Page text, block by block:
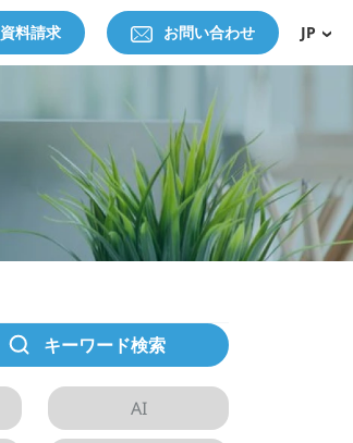
JP
資料請求 お問い合わせ
キーワード検索
AI